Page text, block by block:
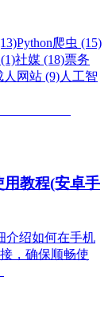
Python爬虫 (15)
社媒 (18)票务
人网站 (9)人工智
教程(安卓手
介绍如何在手机
，确保顺畅使